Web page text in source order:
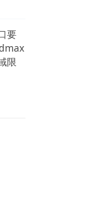
要
限